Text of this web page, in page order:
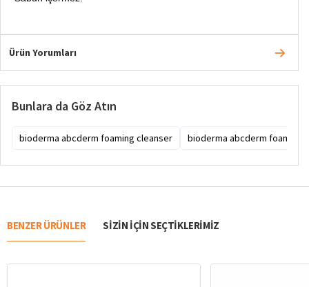
Ürün Yorumları
Bunlara da Göz Atın
bioderma abcderm foaming cleanser bioderma abcderm foaming
BENZER ÜRÜNLER SIZIN IÇIN SEÇTIKLERIMIZ